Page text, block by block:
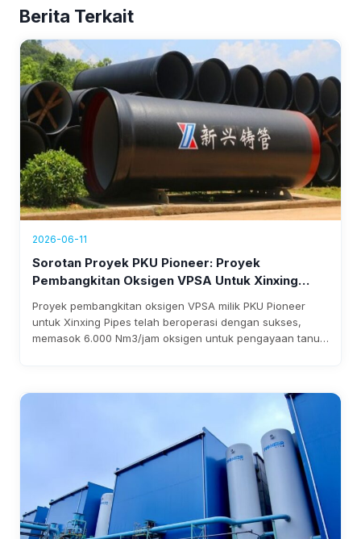
Berita Terkait
2026-06-11
Sorotan Proyek PKU Pioneer: Proyek
Pembangkitan Oksigen VPSA Untuk Xinxing
Pendapatan Tahunan Lebih Dari $1,76 Juta
Proyek pembangkitan oksigen VPSA milik PKU Pioneer
untuk Xinxing Pipes telah beroperasi dengan sukses,
memasok 6.000 Nm3/jam oksigen untuk pengayaan tanur
pengembalian investasi yang diharapkan dalam tiga